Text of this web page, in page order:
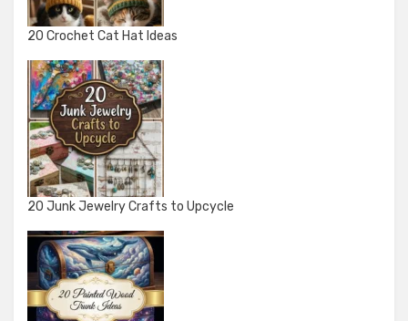
20 Crochet Cat Hat Ideas
20 Junk Jewelry Crafts to Upcycle